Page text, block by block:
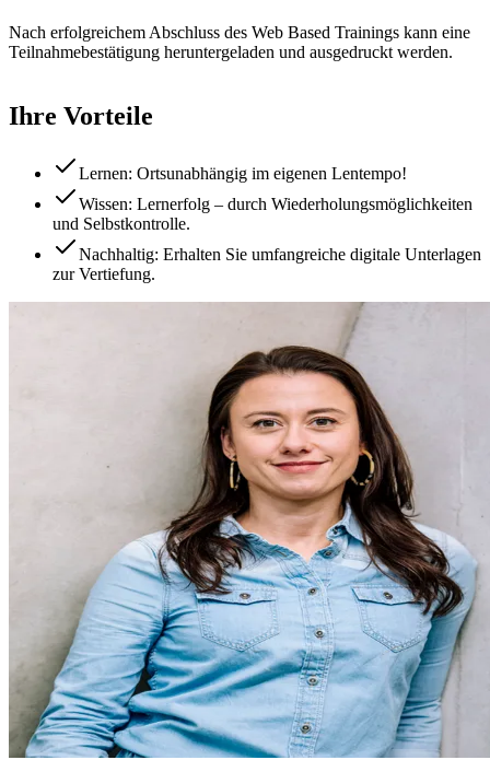
Nach erfolgreichem Abschluss des Web Based Trainings kann eine
Teilnahmebestätigung heruntergeladen und ausgedruckt werden.
Ihre Vorteile
Lernen: Ortsunabhängig im eigenen Lentempo!
Wissen: Lernerfolg – durch Wiederholungsmöglichkeiten
und Selbstkontrolle.
Nachhaltig: Erhalten Sie umfangreiche digitale Unterlagen
zur Vertiefung.